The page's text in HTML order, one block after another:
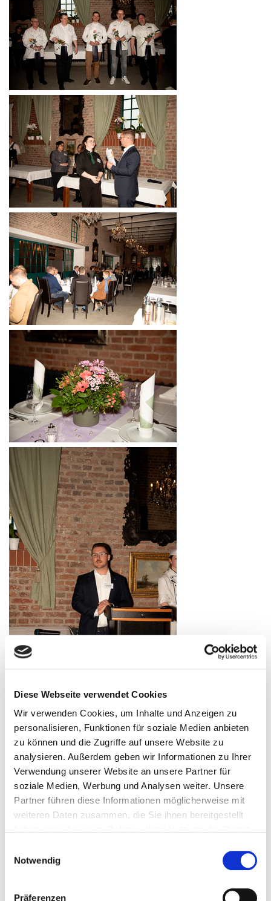
Diese Webseite verwendet Cookies
Wir verwenden Cookies, um Inhalte und Anzeigen zu
personalisieren, Funktionen für soziale Medien anbieten
zu können und die Zugriffe auf unsere Website zu
analysieren. Außerdem geben wir Informationen zu Ihrer
Verwendung unserer Website an unsere Partner für
soziale Medien, Werbung und Analysen weiter. Unsere
Partner führen diese Informationen möglicherweise mit
weiteren Daten zusammen, die Sie ihnen bereitgestellt
Notwendig
Präferenzen